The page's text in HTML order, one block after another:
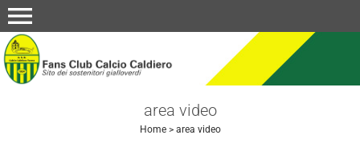
menu
area video
Home> area video